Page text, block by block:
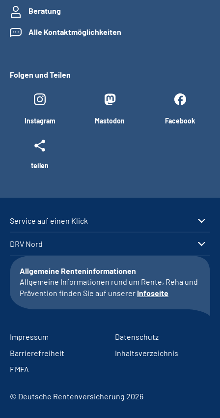
Beratung
Alle Kontaktmöglichkeiten
Folgen und Teilen
Instagram Mastodon Facebook
teilen
Service auf einen Klick
DRV Nord
Allgemeine Renteninformationen
Allgemeine Informationen rund um Rente, Reha und
Prävention finden Sie auf unserer Infoseite
Impressum
Datenschutz
Barrierefreiheit
Inhaltsverzeichnis
EMFA
© Deutsche Rentenversicherung 2026